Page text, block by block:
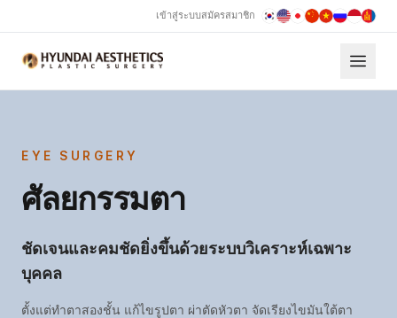
เข้าสู่ระบบสมัครสมาชิก
EYE SURGERY
ศัลยกรรมตา
ชัดเจนและคมชัดยิ่งขึ้นด้วยระบบวิเคราะห์เฉพาะ
บุคคล
ตั้งแต่ทำตาสองชั้น แก้ไขรูปตา ผ่าตัดหัวตา จัดเรียงไขมันใต้ตา